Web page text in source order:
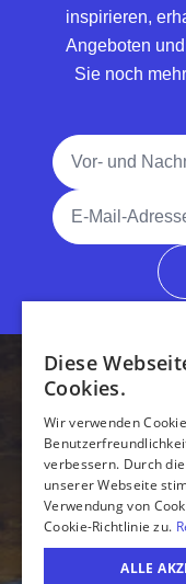
inspirieren,
Angeboten
Sie noch
Vollständiger
E-Mail-Adresse
Diese
Cookies.
Wir verwenden
verbessern. Durch
unserer Webseite
Verwendung von
Cookie-Richtlinie zu.
ALLE